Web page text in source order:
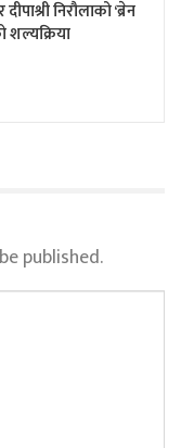
निरौलाको ‘ब्रेन
शल्यक्रिया
published.